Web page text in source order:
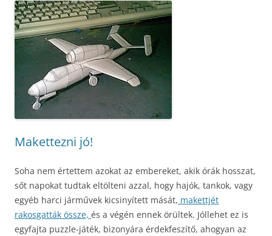
Makettezni jó!
Soha nem értettem azokat az embereket, akik órák hosszat,
sőt napokat tudtak eltölteni azzal, hogy hajók, tankok, vagy
egyéb harci járművek kicsinyített mását, makettjét
rakosgatták össze, és a végén ennek örültek. Jóllehet ez is
egyfajta puzzle-játék, bizonyára érdekfeszítő, ahogyan az